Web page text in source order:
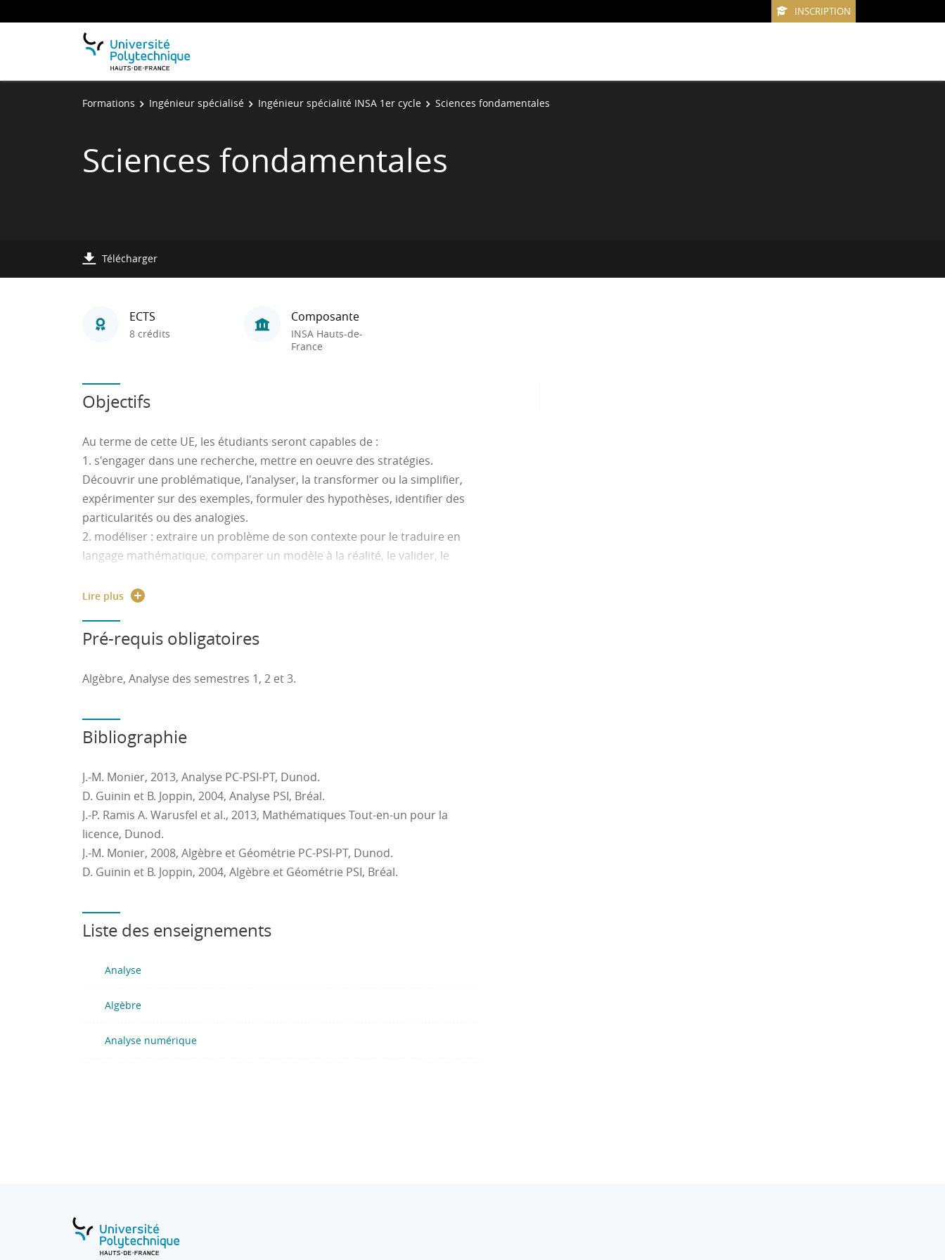
INSCRIPTION
Formations Ingénieur spécialisé Ingénieur spécialité INSA 1er cycle Sciences fondamentales
Sciences fondamentales
Télécharger
ECTS
8 crédits
Composante
INSA Hauts-de-
France
Objectifs
Au terme de cette UE, les étudiants seront capables de :
1. s'engager dans une recherche, mettre en oeuvre des stratégies.
Découvrir une problématique, l'analyser, la transformer ou la simplifier,
expérimenter sur des exemples, formuler des hypothèses, identifier des
particularités ou des analogies.
2. modéliser : extraire un problème de son contexte pour le traduire en
langage mathématique, comparer un modèle à la réalité, le valider, le
3. représenter : choisir le cadre (numérique, algébrique, géométrique …) le
mathématique, passer d'un mode de représentation à un autre, changer
de registre.
déductives, conduire une démonstration, confirmer ou infirmer une
contenant des symboles, organiser les différentes étapes d'un calcul
instrument (calculatrice, logiciel, etc.), contrôler les résultats.
6. communiquer à l'écrit et à l'oral : comprendre les énoncés
mathématiques écrits par d'autres, rédiger une solution rigoureuse,
présenter et défendre un travail mathématique.
Lire plus
Pré-requis obligatoires
Algèbre, Analyse des semestres 1, 2 et 3.
Bibliographie
J.-M. Monier, 2013, Analyse PC-PSI-PT, Dunod.
D. Guinin et B. Joppin, 2004, Analyse PSI, Bréal.
J.-P. Ramis A. Warusfel et al., 2013, Mathématiques Tout-en-un pour la
licence, Dunod.
J.-M. Monier, 2008, Algèbre et Géométrie PC-PSI-PT, Dunod.
D. Guinin et B. Joppin, 2004, Algèbre et Géométrie PSI, Bréal.
Liste des enseignements
Analyse
Algèbre
Analyse numérique